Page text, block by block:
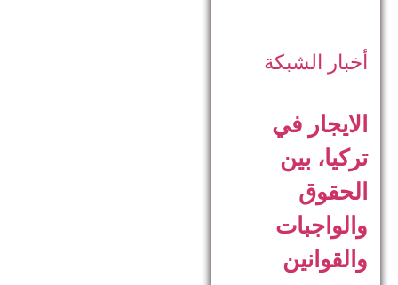
أخبار الشبكة
الايجار في
تركيا، بين
الحقوق
والواجبات
والقوانين